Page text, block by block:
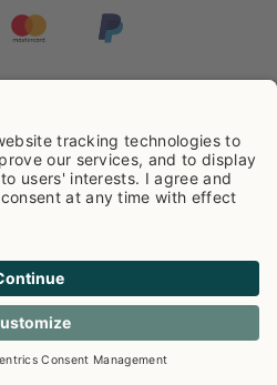
de505Avis
Frais de livraison
generales